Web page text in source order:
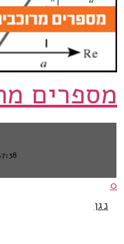
מספרים
5:37:38 שעות
0
נגן